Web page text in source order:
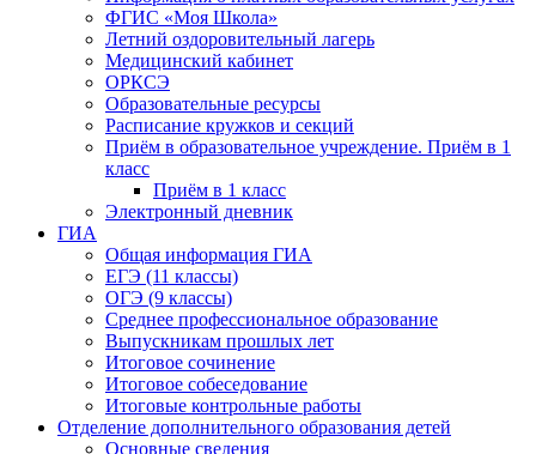
ФГИС «Моя Школа»
Летний оздоровительный лагерь
Медицинский кабинет
ОРКСЭ
Образовательные ресурсы
Расписание кружков и секций
Приём в образовательное учреждение. Приём в 1
класс
Приём в 1 класс
Электронный дневник
ГИА
Общая информация ГИА
ЕГЭ (11 классы)
ОГЭ (9 классы)
Среднее профессиональное образование
Выпускникам прошлых лет
Итоговое сочинение
Итоговое собеседование
Итоговые контрольные работы
Отделение дополнительного образования детей
Основные сведения